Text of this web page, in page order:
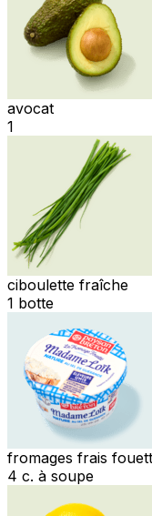
avocat
1
ciboulette fraîche
1 botte
fromages frais
4 c. à soupe